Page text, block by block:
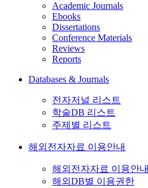
Academic Journals
Ebooks
Dissertations
Conference Materials
Reviews
Reports
Databases & Journals
전자저널 리스트
학술DB 리스트
주제별 리스트
해외전자자료 이용안내
해외전자자료 이용안내
해외DB별 이용권한